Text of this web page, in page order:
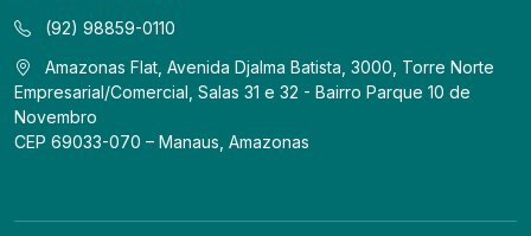
(92) 98859-0110
Amazonas Flat, Avenida Djalma Batista, 3000, Torre Norte
Empresarial/Comercial, Salas 31 e 32 - Bairro Parque 10 de
Novembro
CEP 69033-070 – Manaus, Amazonas